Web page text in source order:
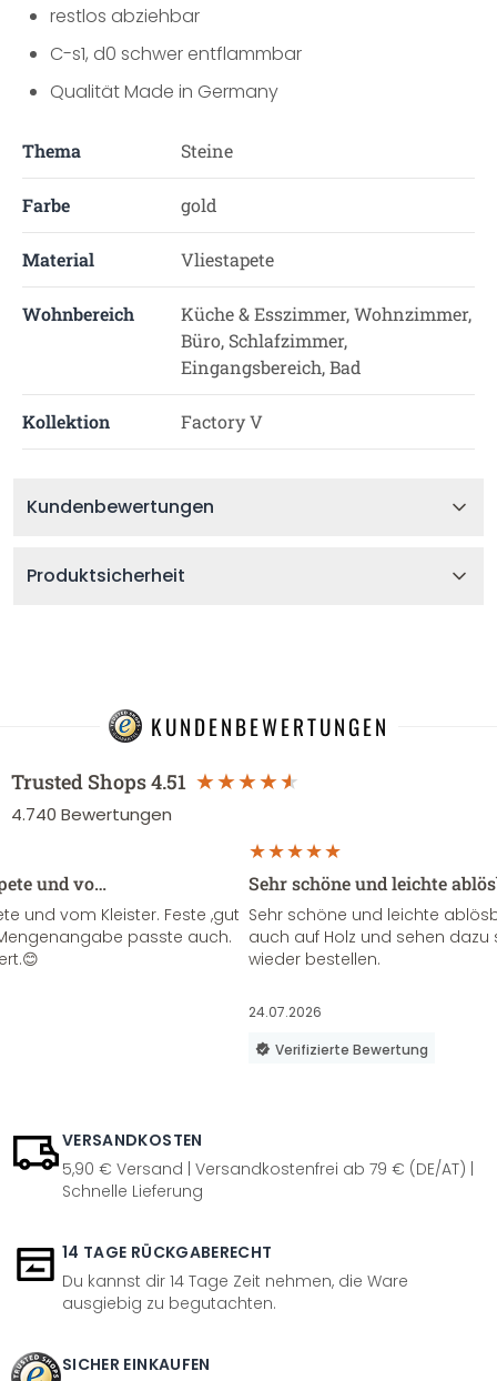
restlos abziehbar
C-s1, d0 schwer entflammbar
Qualität Made in Germany
Thema Steine
Farbe gold
Material Vliestapete
Wohnbereich
Küche & Esszimmer, Wohnzimmer,
Büro, Schlafzimmer,
Eingangsbereich, Bad
Kollektion Factory V
Kundenbewertungen
Produktsicherheit
KUNDENBEWERTUNGEN
Trusted Shops4.51
4.740 Bewertungen
und vo…
und vom Kleister. Feste ,gut
passte auch.
Sehr schöne und leichte
Sehr schöne und leichte
auch auf Holz und sehen
wieder bestellen.
24.07.2026
Verifizierte Bewertung
VERSANDKOSTEN
5,90 € Versand | Versandkostenfrei ab 79 € (DE/AT) |
Schnelle Lieferung
14 TAGE RÜCKGABERECHT
Du kannst dir 14 Tage Zeit nehmen, die Ware
ausgiebig zu begutachten.
SICHER EINKAUFEN